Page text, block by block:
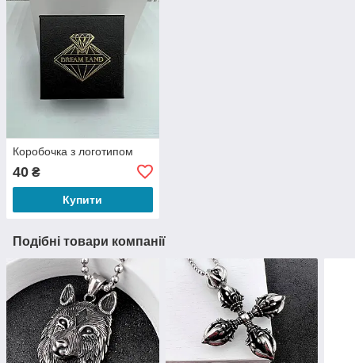
Коробочка з логотипом
40 ₴
Купити
Подібні товари компанії